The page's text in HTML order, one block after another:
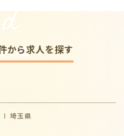
から求人を探す
埼玉県